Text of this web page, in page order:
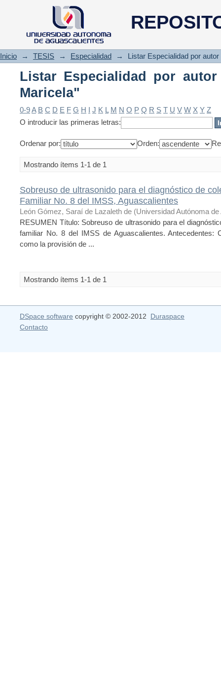
Listar Especialidad por autor
Inicio → TESIS → Especialidad → Listar Especialidad por autor
Listar Especialidad por autor
Maricela"
0-9A B C D E F G H I J K L M N O P Q R S T U V W X Y Z
O introducir las primeras letras:
Ordenar por: Orden:
Mostrando ítems 1-1 de 1
Sobreuso de ultrasonido para el diagnóstico de
Familiar No. 8 del IMSS, Aguascalientes
León Gómez, Saraí de Lazaleth de (Universidad Autónoma
RESUMEN Título: Sobreuso de ultrasonido para el
familiar No. 8 del IMSS de Aguascalientes. Antecedentes:
como la provisión de ...
Mostrando ítems 1-1 de 1
DSpace software copyright © 2002-2012 Duraspace
Contacto